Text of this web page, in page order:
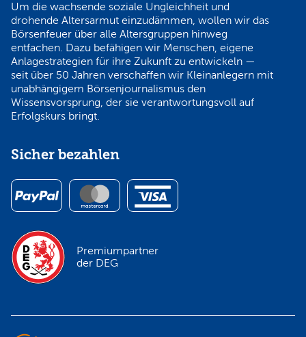
Um die wachsende soziale Ungleichheit und
drohende Altersarmut einzudämmen, wollen wir das
Börsenfeuer über alle Altersgruppen hinweg
entfachen. Dazu befähigen wir Menschen, eigene
Anlagestrategien für ihre Zukunft zu entwickeln —
seit über 50 Jahren verschaffen wir Kleinanlegern mit
unabhängigem Börsenjournalismus den
Wissensvorsprung, der sie verantwortungsvoll auf
Erfolgskurs bringt.
Sicher bezahlen
Premiumpartner
der DEG